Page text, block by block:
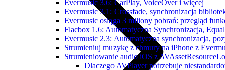
Evermusic 3.6: CarPlay, VoiceOver i więcej
Evermusic 3.1: Crossfade, synchronizacja
Evermusic osiąga 3 miliony pobrań: przegląd
Flacbox 1.6: Automatyczna Synchronizacja,
Evermusic 2.3: Automatyczna synchronizacja,
Strumieniuj muzykę z chmury na iPhone z
Strumieniowanie audio iOS z
Dlaczego AVPlayer potrzebuje